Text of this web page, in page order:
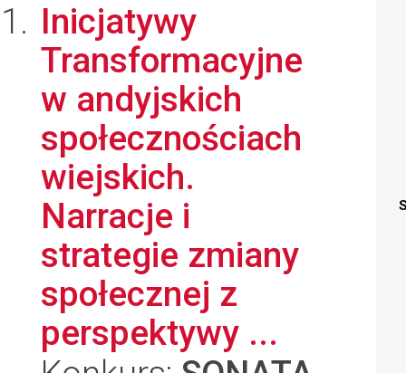
Inicjatywy
Transformacyjne
w andyjskich
społecznościach
wiejskich.
Narracje i
strategie zmiany
społecznej z
perspektywy ...